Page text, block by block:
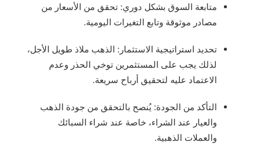
متابعة السوق بشكل دوري: تحقق من الأسعار من
مصادر موثوقة وتابع التغيرات اليومية.
تحديد استراتيجية الاستثمار: الذهب ملاذ طويل الأجل،
لذلك يجب على المستثمرين توخي الحذر وعدم
الاعتماد عليه لتحقيق أرباح سريعة.
التأكد من الجودة: يُنصح بالتحقق من جودة الذهب
والعيار عند الشراء، خاصة عند شراء السبائك
والعملات الذهبية.